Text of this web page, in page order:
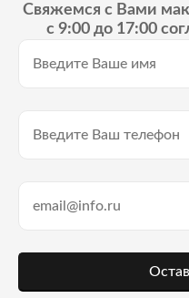
Свяжемся с Вами
с 9:00 до 17:00